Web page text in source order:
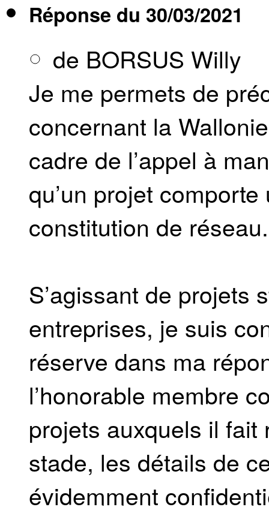
Réponse du 30/03/2021
de BORSUS Willy
Je me permets de
concernant la
cadre de l’appel à
qu’un projet
constitution de réseau.
S’agissant de projets
entreprises, je suis
réserve dans ma
l’honorable membre
projets auxquels il
stade, les détails de
évidemment